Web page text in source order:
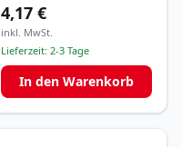
4,17 €
inkl. MwSt.
Lieferzeit: 2-3 Tage
In den Warenkorb